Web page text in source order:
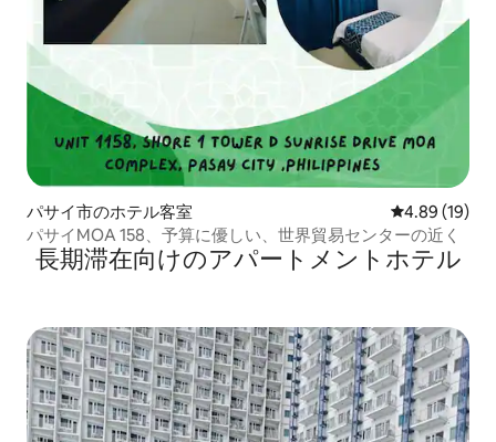
パサイ市のホテル客室 レビュー19
4.89 (19)
パサイMOA 158、予算に優しい、世界貿易センターの近く
長期滞在向けのアパートメントホテル